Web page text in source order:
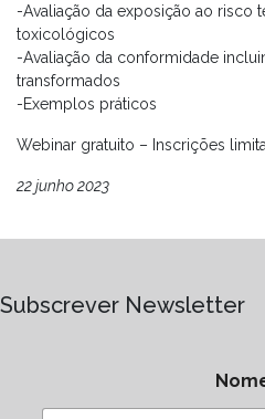
-Avaliação da exposição ao risco
toxicológicos
-Avaliação da conformidade
transformados
-Exemplos práticos
Webinar gratuito – Inscrições
22 junho 2023
Subscrever Newsletter